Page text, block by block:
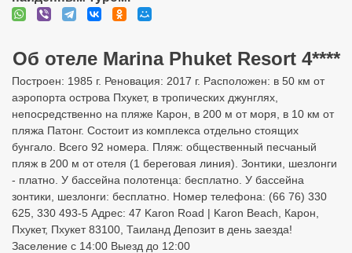
Об отеле Marina Phuket Resort 4****
Построен: 1985 г. Реновация: 2017 г. Расположен: в 50 км от
аэропорта острова Пхукет, в тропических джунглях,
непосредственно на пляже Карон, в 200 м от моря, в 10 км от
пляжа Патонг. Состоит из комплекса отдельно стоящих
бунгало. Всего 92 номера. Пляж: общественный песчаный
пляж в 200 м от отеля (1 береговая линия). Зонтики, шезлонги
- платно. У бассейна полотенца: бесплатно. У бассейна
зонтики, шезлонги: бесплатно. Номер телефона: (66 76) 330
625, 330 493-5 Адрес: 47 Karon Road | Karon Beach, Карон,
Пхукет, Пхукет 83100, Таиланд Депозит в день заезда!
Заселение с 14:00 Выезд до 12:00